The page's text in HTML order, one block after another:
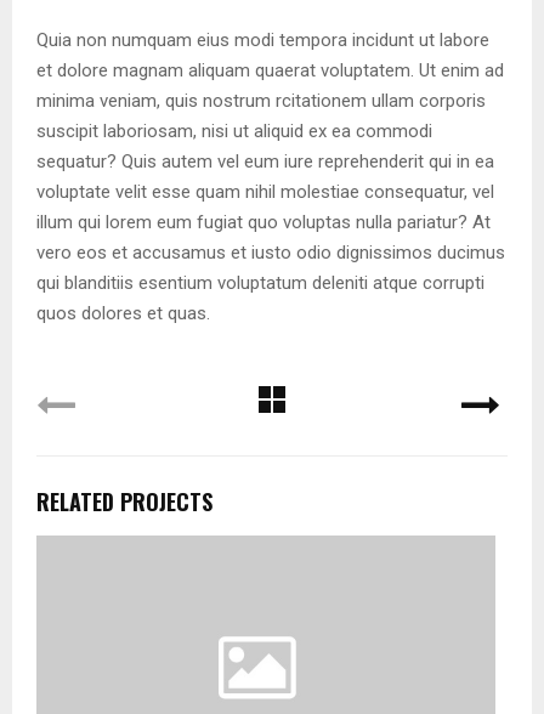
Quia non numquam eius modi tempora incidunt ut labore
et dolore magnam aliquam quaerat voluptatem. Ut enim ad
minima veniam, quis nostrum rcitationem ullam corporis
suscipit laboriosam, nisi ut aliquid ex ea commodi
sequatur? Quis autem vel eum iure reprehenderit qui in ea
voluptate velit esse quam nihil molestiae consequatur, vel
illum qui lorem eum fugiat quo voluptas nulla pariatur? At
vero eos et accusamus et iusto odio dignissimos ducimus
qui blanditiis esentium voluptatum deleniti atque corrupti
quos dolores et quas.
RELATED PROJECTS